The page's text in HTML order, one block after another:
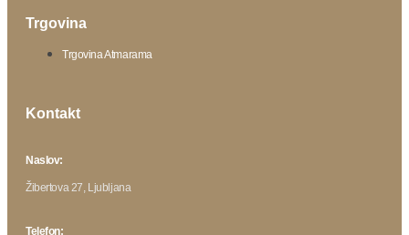
Trgovina
Trgovina Atmarama
Kontakt
Naslov:
Žibertova 27, Ljubljana
Telefon: